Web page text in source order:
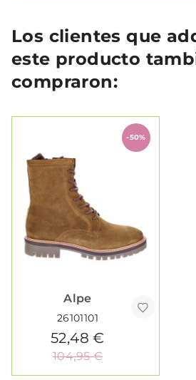
Los clientes que
este producto
compraron:
-50%
Alpe
26101101
52,48 €
104,95 €